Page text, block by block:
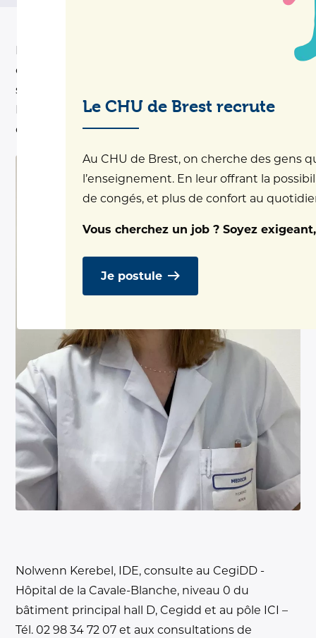
Le CHU de Brest recrute
Au CHU de Brest, on cherche des gens
l’enseignement. En leur offrant la
de congés, et plus de confort au
Vous cherchez un job ? Soyez
Je postule
Dr Hemon, médecin au Centre de Santé Sexuelle
et orthogénie, réalise des consultations de
sexologie aux consultations de gynécologie -
Hôpital Morvan, bâtiment 5, rez-de-chaussée,
consultations de gynécologie - Tél. 02 98 22 34 43
Nolwenn Kerebel, IDE, consulte au CegiDD -
Hôpital de la Cavale-Blanche, niveau 0 du
bâtiment principal hall D, Cegidd et au pôle ICI –
Tél. 02 98 34 72 07 et aux consultations de